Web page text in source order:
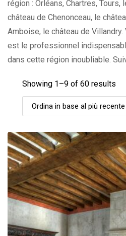
région : Orléans, Chartres, Tours,
château de Chenonceau, le
Amboise, le château de
est le professionnel
dans cette région inoubliable.
Showing 1–9 of 60 results